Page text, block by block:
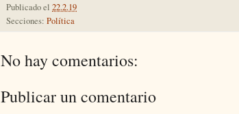
Publicado el 22.2.19
Secciones: Política
No hay comentarios:
Publicar un comentario